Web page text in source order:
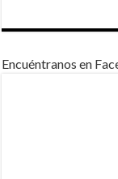
Encuéntranos en